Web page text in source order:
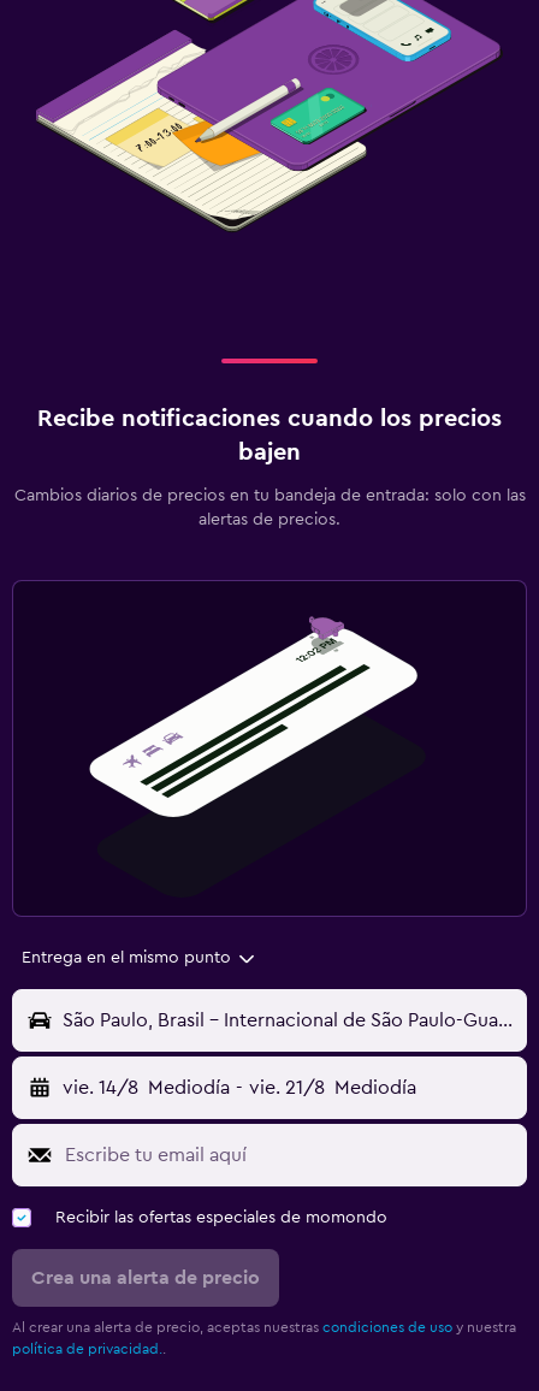
Recibe notificaciones cuando los precios
bajen
Cambios diarios de precios en tu bandeja de entrada: solo con las
alertas de precios.
Entrega en el mismo punto
São Paulo, Brasil - Internacional de São Paulo-Guarulhos (GRU)
vie. 14/8 Mediodía - vie. 21/8 Mediodía
Recibir las ofertas especiales de momondo
Crea una alerta de precio
Al crear una alerta de precio, aceptas nuestras condiciones de uso y nuestra
política de privacidad..